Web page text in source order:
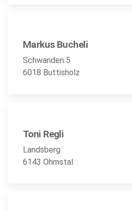
Markus Bucheli
Schwanden 5
6018 Buttisholz
Toni Regli
Landsberg
6143 Ohmstal